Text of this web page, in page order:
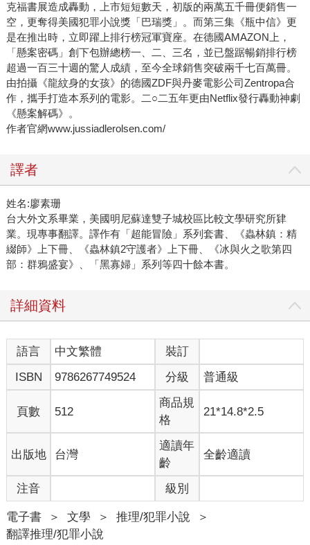
克福書展造成轟動，上市短短數天，初版的兩萬五千冊便銷售一
空，更奪得美國犯罪小說獎「巴瑞獎」。而第三集《瓶中信》更
是在推出時，立即躍上排行榜冠軍寶座。在德國AMAZON上，
「懸案密碼」創下包辦總榜一、二、三名，並已盤踞暢銷排行榜
超過一百三十週的驚人成績，至今全球銷售突破兩千七百萬冊。
由拍攝《龍紋身的女孩》的德國ZDF與丹麥電影公司Zentropa合
作，攜手打造本系列的電影。二○二五年更由Netflix發行轟動神劇
《懸案解碼》。
作者官網www.jussiadlerolsen.com/
譯者
姓名:廖素珊
台大外文系畢業，美國明尼蘇達雙子城校區比較文學研究所肄
業。現專事翻譯。譯作有「超能冒險」系列套書、《蟲林鎮：精
綴師》上下冊、《蟲林鎮2守護者》上下冊、《冰與火之歌第四
部：群鴉盛宴》、「黑寡婦」系列等四十餘本書。
詳細資料
語言 中文繁體
裝訂
ISBN
9786267749524 分級 普通級
頁數 512
商品規
格
21*14.8*2.5
出版地 台灣
適讀年
齡
全齡適讀
注音 級別
電子書 ＞ 文學 ＞ 推理/犯罪小說
＞
翻譯推理/犯罪小說